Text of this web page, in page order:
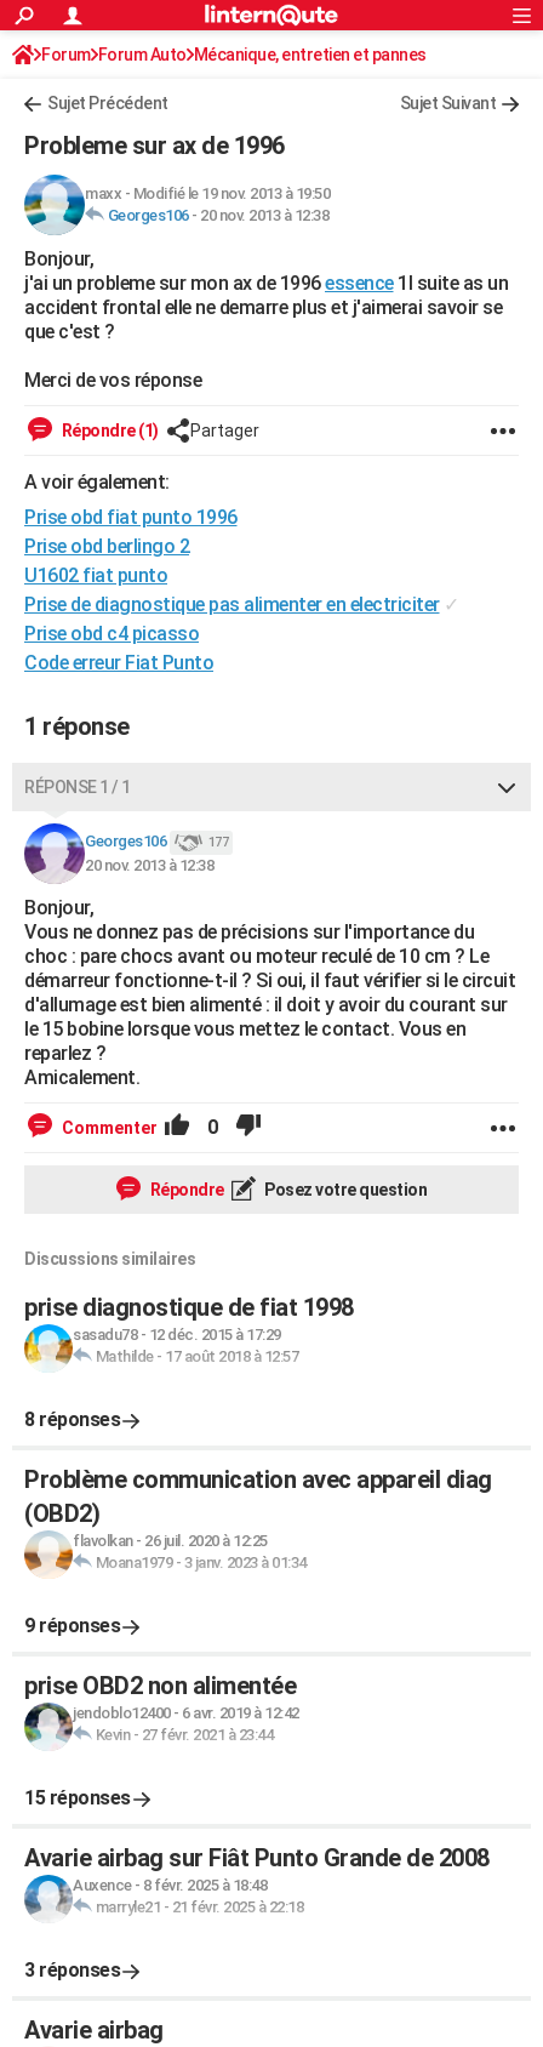
ACTUALITÉS
Politique
Société
Faits Divers
Education
Monde
Villes
+
FINANCE
Retraite
Impôts
Epargne
Immobilier
Risques naturels par ville
Banque
Assurance
Crédit
AUTO
Essais
Réserver un essai
Citadines
Berlines
SUV
Forum auto
+HIGH-TECH
Mobiles
Meilleur smartphone
Internet
Ordinateurs
Jeux vidéo
Guide high-tech
+BRICOLAGE
Forum
Aménagement intérieur
Extérieur
Cuisine
Salle de bains
Jardinage
Rangement
WEEK-END
Guides de France
Escapades
Patrimoine
Expositions
Musées
Week-end nature
LIFESTYLE
SANTE
Alimentation
Guide de la santé
Maladies
Médicaments
Sommeil
VOYAGE
Destinations
City break
Voyage nature
Voyage de noces
Forum
Climat
+PHOTO
GUIDES D'ACHAT
BONS PLANS
CARTE DE VOEUX
COPAINS D'AVANT
S'inscrire
Se connecter
Lycées
Collèges
Primaires
Universités
Entreprises
Service militaire
Avis de recherche
AVIS DE DÉCÈS
FORUM
Bricolage
Lifestyle
Culture
Sport
Auto
Television
Voyage
Cinema
Rechercher
S'inscrire
Connexion
Forum Forum Auto Mécanique, entretien et pannes
Sujet Précédent Sujet Suivant
Probleme sur ax de 1996
maxx - Modifié le 19 nov. 2013 à 19:50
Georges106- 20 nov. 2013 à 12:38
Bonjour,
j'ai un probleme sur mon ax de 1996essence1l suite as un
accident frontal elle ne demarre plus et j'aimerai savoir se
que c'est ?
Merci de vos réponse
Répondre (1) Partager
A voir également:
Prise obd fiat punto 1996
Prise obd berlingo 2
U1602 fiat punto
Prise de diagnostique pas alimenter en electriciter ✓
Prise obd c4 picasso
Code erreur Fiat Punto
1 réponse
RÉPONSE 1 / 1
Georges106 177
20 nov. 2013 à 12:38
Bonjour,
Vous ne donnez pas de précisions sur l'importance du
choc : pare chocs avant ou moteur reculé de 10 cm ? Le
démarreur fonctionne-t-il ? Si oui, il faut vérifier si le circuit
d'allumage est bien alimenté : il doit y avoir du courant sur
le 15 bobine lorsque vous mettez le contact. Vous en
reparlez ?
Amicalement.
Commenter 0
Répondre Posez votre question
Discussions similaires
prise diagnostique de fiat 1998
sasadu78- 12 déc. 2015 à 17:29
Mathilde- 17 août 2018 à 12:57
8 réponses
Problème communication avec appareil diag
(OBD2)
flavolkan- 26 juil. 2020 à 12:25
Moana1979- 3 janv. 2023 à 01:34
9 réponses
prise OBD2 non alimentée
jendoblo12400- 6 avr. 2019 à 12:42
Kevin- 27 févr. 2021 à 23:44
15 réponses
Avarie airbag sur Fiât Punto Grande de 2008
Auxence- 8 févr. 2025 à 18:48
marryle21 - 21 févr. 2025 à 22:18
3 réponses
Avarie airbag